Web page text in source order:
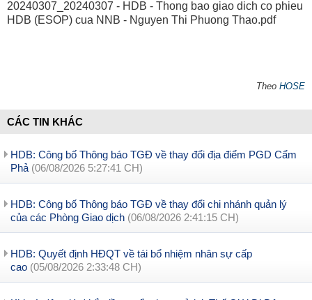
20240307_20240307 - HDB - Thong bao giao dich co phieu
HDB (ESOP) cua NNB - Nguyen Thi Phuong Thao.pdf
Theo HOSE
CÁC TIN KHÁC
HDB: Công bố Thông báo TGĐ về thay đổi địa điểm PGD Cẩm
Phả (06/08/2026 5:27:41 CH)
HDB: Công bố Thông báo TGĐ về thay đổi chi nhánh quản lý
của các Phòng Giao dịch (06/08/2026 2:41:15 CH)
HDB: Quyết định HĐQT về tái bổ nhiệm nhân sự cấp
cao (05/08/2026 2:33:48 CH)